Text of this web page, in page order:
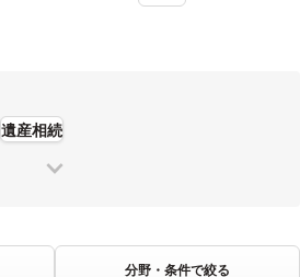
遺産相続
分野・条件で絞る